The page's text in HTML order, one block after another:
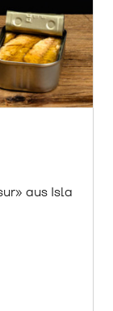
aus Isla